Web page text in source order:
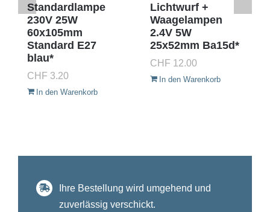
Standardlampe
230V 25W
60x105mm
Standard E27
blau*
CHF 3.20
In den Warenkorb
Lichtwurf +
Waagelampen
2.4V 5W
25x52mm Ba15d*
CHF 12.00
In den Warenkorb
Ihre Bestellung wird umgehend und
zuverlässig verschickt.